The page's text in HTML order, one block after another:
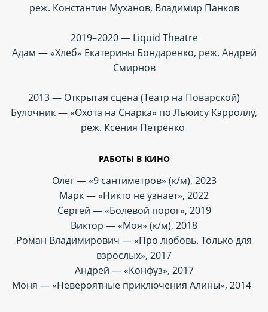
реж. Константин Муханов, Владимир Панков
2019–2020 — Liquid Theatre
Адам — «Хлеб» Екатерины Бондаренко, реж. Андрей
Смирнов
2013 — Открытая сцена (Театр на Поварской)
Булочник — «Охота на Снарка» по Льюису Кэрроллу,
реж. Ксения Петренко
РАБОТЫ В КИНО
Олег — «9 сантиметров» (к/м), 2023
Марк — «Никто не узнает», 2022
Сергей — «Болевой порог», 2019
Виктор — «Моя» (к/м), 2018
Роман Владимирович — «Про любовь. Только для
взрослых», 2017
Андрей — «Конфуз», 2017
Моня — «Невероятные приключения Алины», 2014